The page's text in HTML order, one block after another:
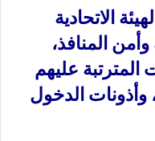
الاتحادية
المنافذ،
المترتبة عليهم
وأذونات الدخول